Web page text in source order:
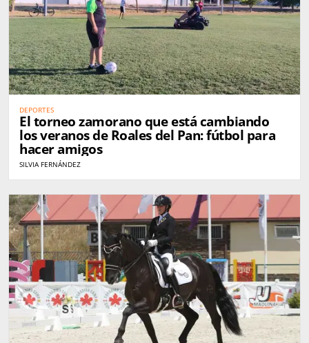
DEPORTES
El torneo zamorano que está cambiando
los veranos de Roales del Pan: fútbol para
hacer amigos
SILVIA FERNÁNDEZ